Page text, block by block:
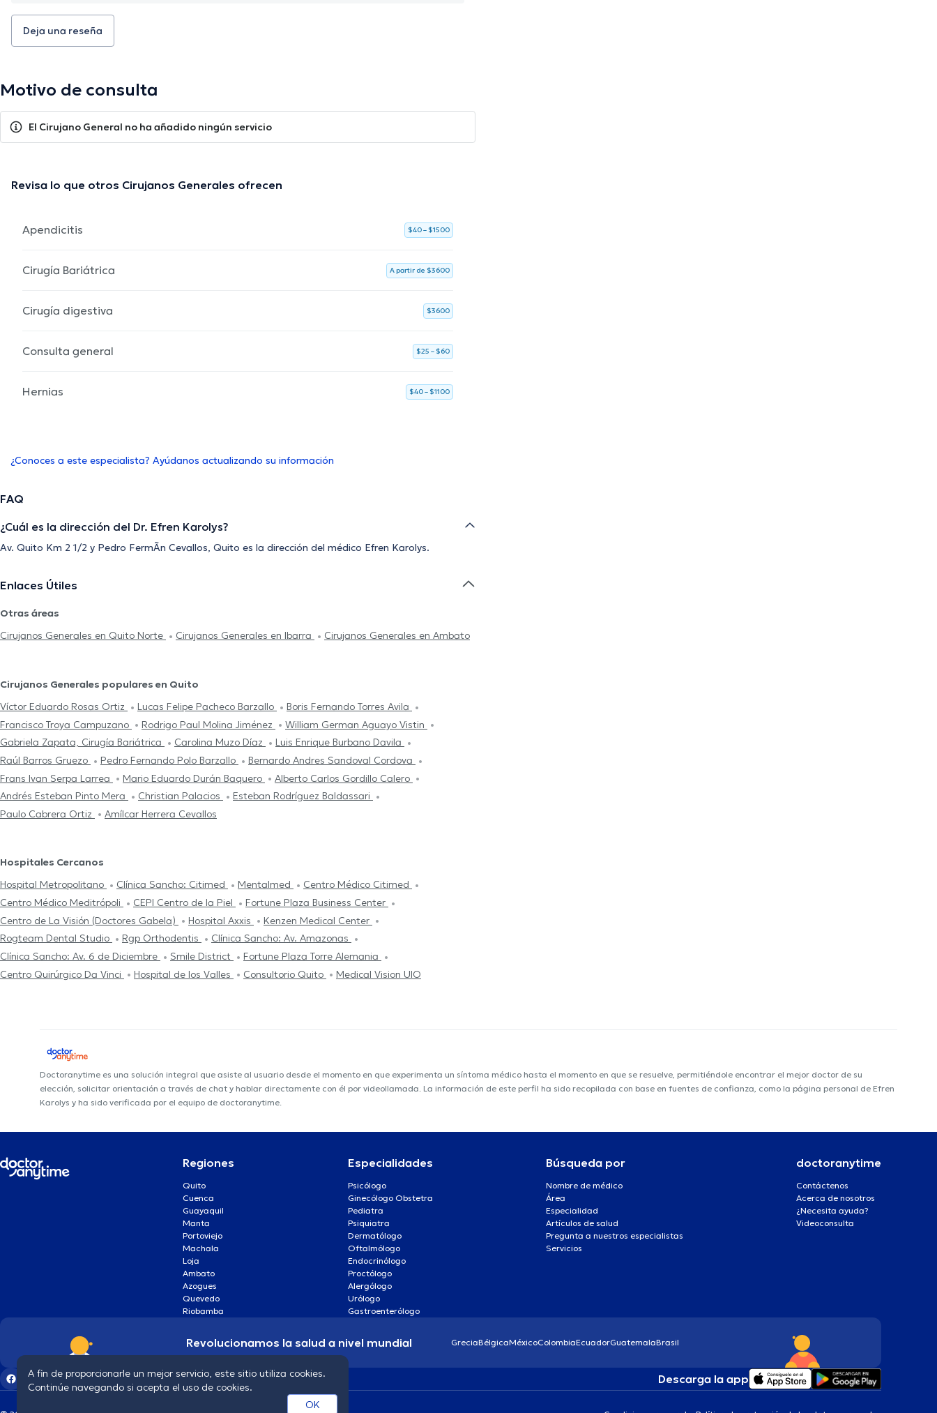
Deja una reseña
Motivo de consulta
El Cirujano General no ha añadido ningún servicio
Revisa lo que otros Cirujanos Generales ofrecen
Apendicitis $40 – $1500
Cirugía Bariátrica A partir de $3600
Cirugía digestiva $3600
Consulta general $25 – $60
Hernias $40 – $1100
¿Conoces a este especialista? Ayúdanos actualizando su información
FAQ
¿Cuál es la dirección del Dr. Efren Karolys?
Av. Quito Km 2 1/2 y Pedro FermÃ­n Cevallos, Quito es la dirección del médico Efren Karolys.
Enlaces Útiles
Otras áreas
Cirujanos Generales en Quito Norte
Cirujanos Generales en Ibarra Cirujanos Generales en Ambato
Cirujanos Generales populares en Quito
Víctor Eduardo Rosas Ortiz
Lucas Felipe Pacheco Barzallo
Boris Fernando Torres Avila
Francisco Troya Campuzano
Rodrigo Paul Molina Jiménez
William German Aguayo Vistin
Gabriela Zapata, Cirugía Bariátrica
Carolina Muzo Díaz
Luis Enrique Burbano Davila
Raúl Barros Gruezo
Pedro Fernando Polo Barzallo
Bernardo Andres Sandoval Cordova
Frans Ivan Serpa Larrea
Mario Eduardo Durán Baquero
Alberto Carlos Gordillo Calero
Andrés Esteban Pinto Mera
Christian Palacios
Esteban Rodríguez Baldassari
Paulo Cabrera Ortiz
Amílcar Herrera Cevallos
Hospitales Cercanos
Hospital Metropolitano
Clínica Sancho: Citimed Mentalmed
Centro Médico Citimed
Centro Médico Meditrópoli
CEPI Centro de la Piel
Fortune Plaza Business Center
Centro de La Visión (Doctores Gabela)
Hospital Axxis
Kenzen Medical Center
Rogteam Dental Studio
Rgp Orthodentis
Clínica Sancho: Av. Amazonas
Clínica Sancho: Av. 6 de Diciembre
Smile District
Fortune Plaza Torre Alemania
Centro Quirúrgico Da Vinci
Hospital de los Valles Consultorio Quito Medical Vision UIO
Doctoranytime es una solución integral que asiste al usuario desde el momento en que experimenta un síntoma médico hasta el momento en que se resuelve, permitiéndole encontrar el mejor doctor de su
elección, solicitar orientación a través de chat y hablar directamente con él por videollamada. La información de este perfil ha sido recopilada con base en fuentes de confianza, como la página personal de Efren
Karolys y ha sido verificada por el equipo de doctoranytime.
Regiones
Quito
Cuenca
Guayaquil
Manta
Portoviejo
Machala
Loja
Ambato
Azogues
Quevedo
Riobamba
Especialidades
Psicólogo
Ginecólogo Obstetra
Pediatra
Psiquiatra
Dermatólogo
Oftalmólogo
Endocrinólogo
Proctólogo
Alergólogo
Urólogo
Gastroenterólogo
Búsqueda por
Nombre de médico
Área
Especialidad
Artículos de salud
Pregunta a nuestros especialistas
Servicios
doctoranytime
Contáctenos
Acerca de nosotros
¿Necesita ayuda?
Videoconsulta
Revolucionamos la salud a nivel mundial GreciaBélgicaMéxicoColombiaEcuadorGuatemalaBrasil
Descarga la app
A fin de proporcionarle un mejor servicio, este sitio utiliza cookies.
Continúe navegando si acepta el uso de cookies.
OK